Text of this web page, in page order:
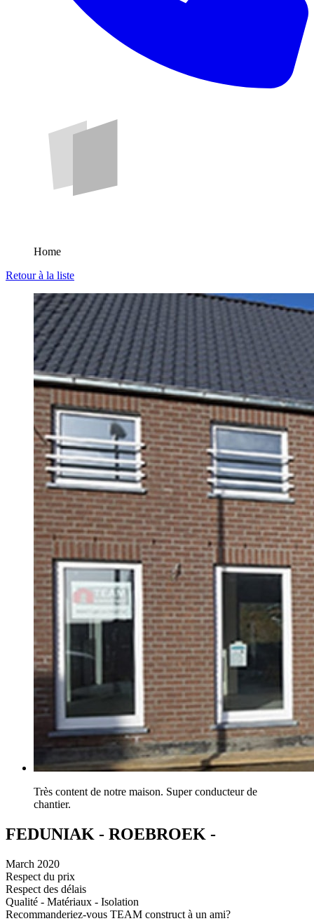
Home
Retour à la liste
Très content de notre maison. Super conducteur de
chantier.
FEDUNIAK - ROEBROEK -
March 2020
Respect du prix
Respect des délais
Qualité - Matériaux - Isolation
Recommanderiez-vous TEAM construct à un ami?